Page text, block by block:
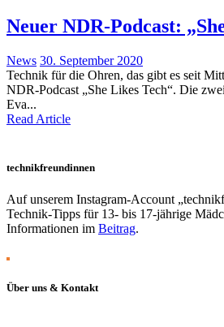
Neuer NDR-Podcast:
News 30. September 2020
Technik für die Ohren, das gibt es seit
NDR-Podcast „She Likes Tech“. Die
Eva...
Read Article
technikfreundinnen
Auf unserem Instagram-Account
Technik-Tipps für 13- bis 17-jährige
Informationen im Beitrag.
Über uns & Kontakt